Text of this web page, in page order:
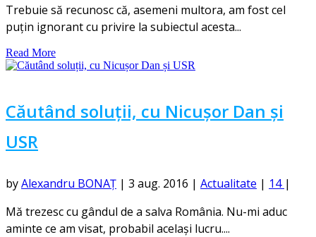
Trebuie să recunosc că, asemeni multora, am fost cel
puțin ignorant cu privire la subiectul acesta...
Read More
Căutând soluții, cu Nicușor Dan și
USR
byAlexandru BONAȚ | 3 aug. 2016 | Actualitate | 14 |
Mă trezesc cu gândul de a salva România. Nu-mi aduc
aminte ce am visat, probabil același lucru....